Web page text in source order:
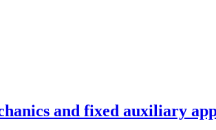
and fixed auxiliary